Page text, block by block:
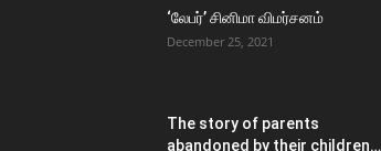
‘லேபர்’ சினிமா விமர்சனம்
December 25, 2021
The story of parents
abandoned by their children…